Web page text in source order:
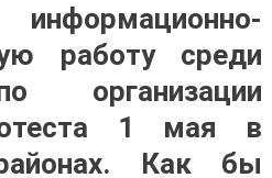
работу среди
организации
1 мая в
Как бы